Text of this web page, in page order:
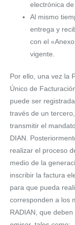
electrónica de
Al mismo
entrega y
con el
vigente.
Por ello, una vez la
Único de
puede ser
través de un
transmitir el
DIAN.
realizar el proceso
medio de la
inscribir la factura
para que pueda
corresponden a los
RADIAN, que